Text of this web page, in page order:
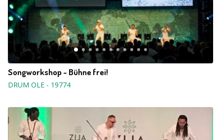
Songworkshop - Bühne frei!
DRUM OLE - 19774